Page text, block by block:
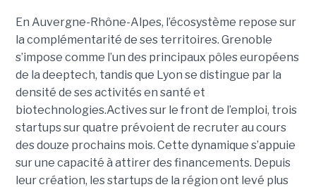
En Auvergne-Rhône-Alpes, l’écosystème repose sur
la complémentarité de ses territoires. Grenoble
s’impose comme l’un des principaux pôles européens
de la deeptech, tandis que Lyon se distingue par la
densité de ses activités en santé et
biotechnologies.Actives sur le front de l’emploi, trois
startups sur quatre prévoient de recruter au cours
des douze prochains mois. Cette dynamique s’appuie
sur une capacité à attirer des financements. Depuis
leur création, les startups de la région ont levé plus